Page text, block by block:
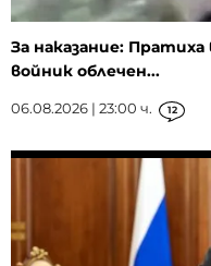
За наказание: Пратиха
войник облечен...
06.08.2026 | 23:00 ч. 12